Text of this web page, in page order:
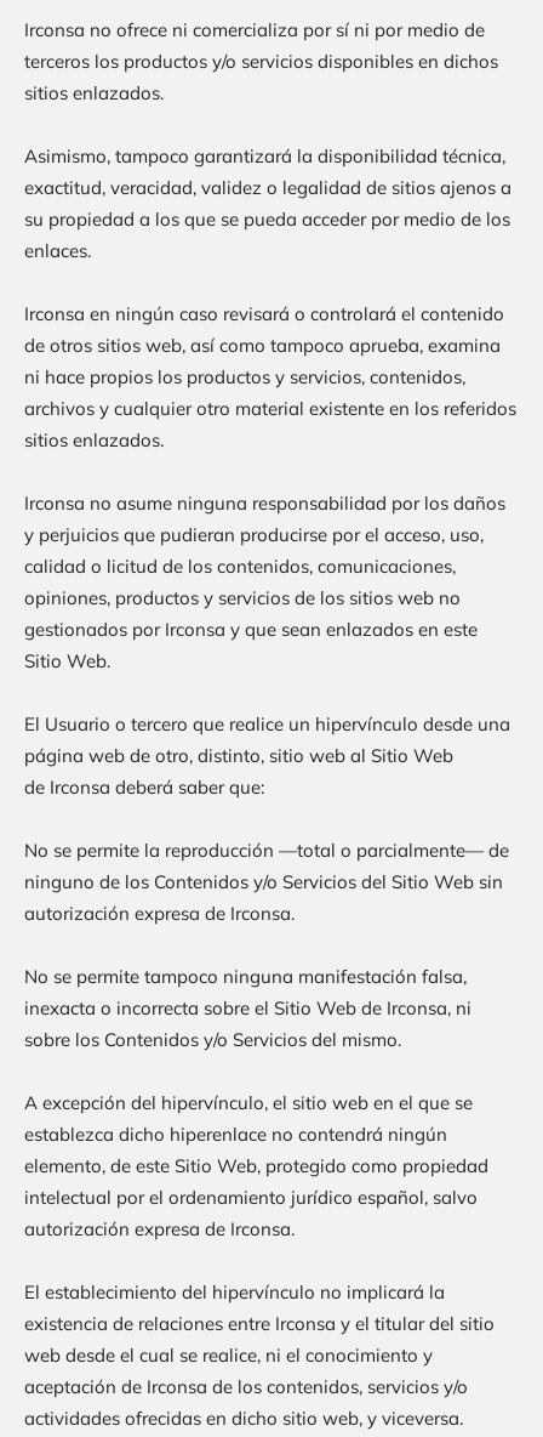
Irconsa no ofrece ni comercializa por sí ni por medio de
terceros los productos y/o servicios disponibles en dichos
sitios enlazados.
Asimismo, tampoco garantizará la disponibilidad técnica,
exactitud, veracidad, validez o legalidad de sitios ajenos a
su propiedad a los que se pueda acceder por medio de los
enlaces.
Irconsa en ningún caso revisará o controlará el contenido
de otros sitios web, así como tampoco aprueba, examina
ni hace propios los productos y servicios, contenidos,
archivos y cualquier otro material existente en los referidos
sitios enlazados.
Irconsa no asume ninguna responsabilidad por los daños
y perjuicios que pudieran producirse por el acceso, uso,
calidad o licitud de los contenidos, comunicaciones,
opiniones, productos y servicios de los sitios web no
gestionados por Irconsa y que sean enlazados en este
Sitio Web.
El Usuario o tercero que realice un hipervínculo desde una
página web de otro, distinto, sitio web al Sitio Web
de Irconsa deberá saber que:
No se permite la reproducción —total o parcialmente— de
ninguno de los Contenidos y/o Servicios del Sitio Web sin
autorización expresa de Irconsa.
No se permite tampoco ninguna manifestación falsa,
inexacta o incorrecta sobre el Sitio Web de Irconsa, ni
sobre los Contenidos y/o Servicios del mismo.
A excepción del hipervínculo, el sitio web en el que se
establezca dicho hiperenlace no contendrá ningún
elemento, de este Sitio Web, protegido como propiedad
intelectual por el ordenamiento jurídico español, salvo
autorización expresa de Irconsa.
El establecimiento del hipervínculo no implicará la
existencia de relaciones entre Irconsa y el titular del sitio
web desde el cual se realice, ni el conocimiento y
aceptación de Irconsa de los contenidos, servicios y/o
actividades ofrecidas en dicho sitio web, y viceversa.